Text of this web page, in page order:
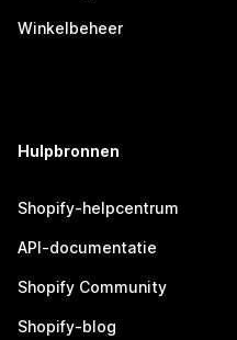
Winkelbeheer
Hulpbronnen
Shopify-helpcentrum
API-documentatie
Shopify Community
Shopify-blog